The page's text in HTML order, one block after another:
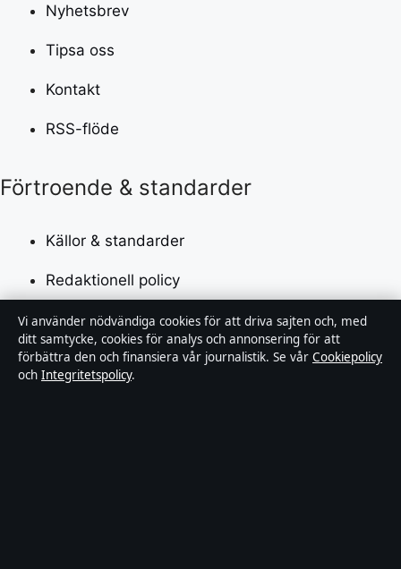
Nyhetsbrev
Tipsa oss
Kontakt
RSS-flöde
Förtroende & standarder
Källor & standarder
Redaktionell policy
Rättelsepolicy
Faktagranskningspolicy
Vi använder nödvändiga cookies för att driva sajten och, med
ditt samtycke, cookies för analys och annonsering för att
förbättra den och finansiera vår journalistik. Se vår Cookiepolicy
och Integritetspolicy.